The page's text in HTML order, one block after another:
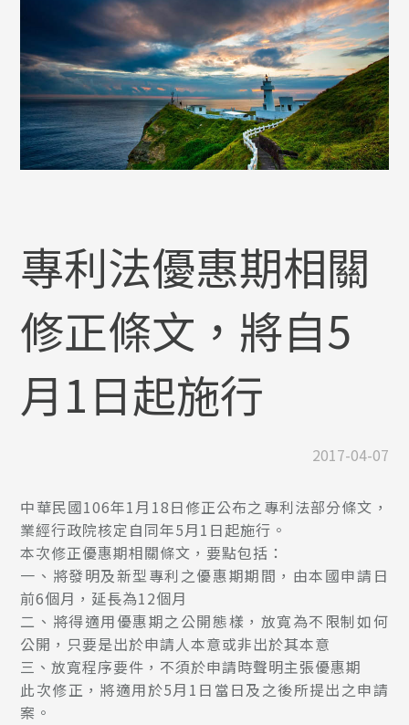
專利法優惠期相關
修正條文，將自5
月1日起施行
2017-04-07
中華民國106年1月18日修正公布之專利法部分條文，
業經行政院核定自同年5月1日起施行。
本次修正優惠期相關條文，要點包括：
一、將發明及新型專利之優惠期期間，由本國申請日
前6個月，延長為12個月
二、將得適用優惠期之公開態樣，放寬為不限制如何
公開，只要是出於申請人本意或非出於其本意
三、放寬程序要件，不須於申請時聲明主張優惠期
此次修正，將適用於5月1日當日及之後所提出之申請
案。